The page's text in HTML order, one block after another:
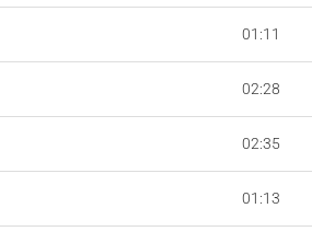
01:11
02:28
02:35
01:13